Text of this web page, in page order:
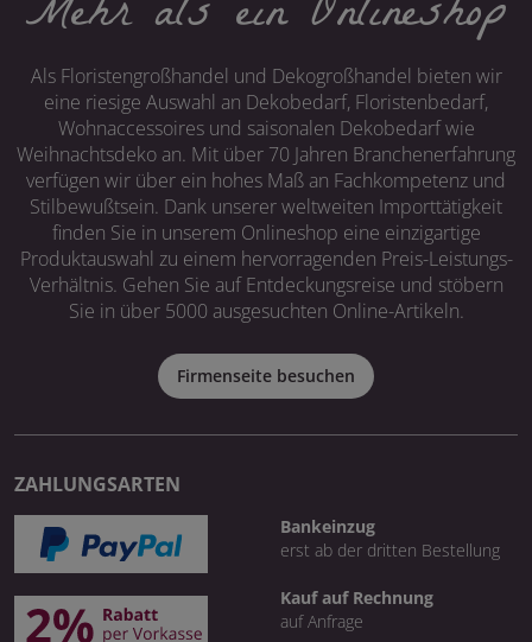
Als Floristengroßhandel und Dekogroßhandel bieten wir
eine riesige Auswahl an Dekobedarf, Floristenbedarf,
Wohnaccessoires und saisonalen Dekobedarf wie
Weihnachtsdeko an. Mit über 70 Jahren Branchenerfahrung
verfügen wir über ein hohes Maß an Fachkompetenz und
Stilbewußtsein. Dank unserer weltweiten Importtätigkeit
finden Sie in unserem Onlineshop eine einzigartige
Produktauswahl zu einem hervorragenden Preis-Leistungs-
Verhältnis. Gehen Sie auf Entdeckungsreise und stöbern
Sie in über 5000 ausgesuchten Online-Artikeln.
Firmenseite besuchen
ZAHLUNGSARTEN
Bankeinzug
erst ab der dritten Bestellung
Kauf auf Rechnung
auf Anfrage